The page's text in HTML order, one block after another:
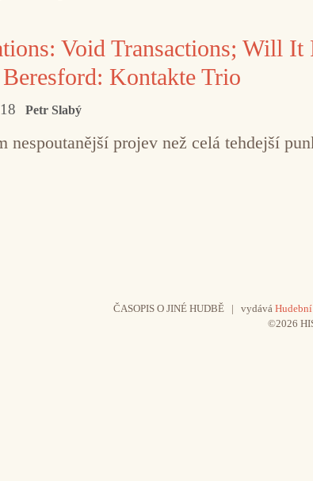
Void Transactions; Will
Beresford: Kontakte Trio
Petr Slabý
nespoutanější projev než celá tehdejší
ČASOPIS O JINÉ HUDBĚ | vydává
©2026